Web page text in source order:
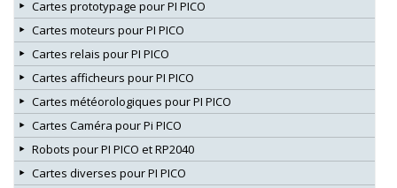
Cartes prototypage pour PI PICO
Cartes moteurs pour PI PICO
Cartes relais pour PI PICO
Cartes afficheurs pour PI PICO
Cartes météorologiques pour PI PICO
Cartes Caméra pour Pi PICO
Robots pour PI PICO et RP2040
Cartes diverses pour PI PICO